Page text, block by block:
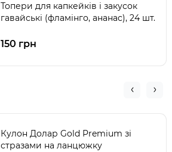
Топери для капкейків і закусок
гавайські (фламінго, ананас), 24 шт.
150 грн
Кулон Долар Gold Premium зі
стразами на ланцюжку